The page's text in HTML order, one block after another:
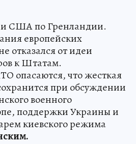
США по Гренландии.
европейских
отказался от идеи
к Штатам.
опасаются, что жесткая
при обсуждении
военного
поддержки Украины и
киевского режима